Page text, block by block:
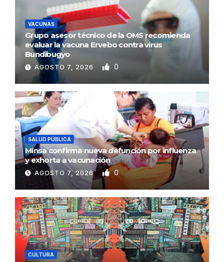
VACUNAS
Grupo asesor técnico de la OMS recomienda
evaluar la vacuna Ervebo contra virus
Bundibugyo
AGOSTO 7, 2026 0
SALUD PÚBLICA
Minsa confirma nueva defunción por influenza
y exhorta a vacunación
AGOSTO 7, 2026 0
CULTURA